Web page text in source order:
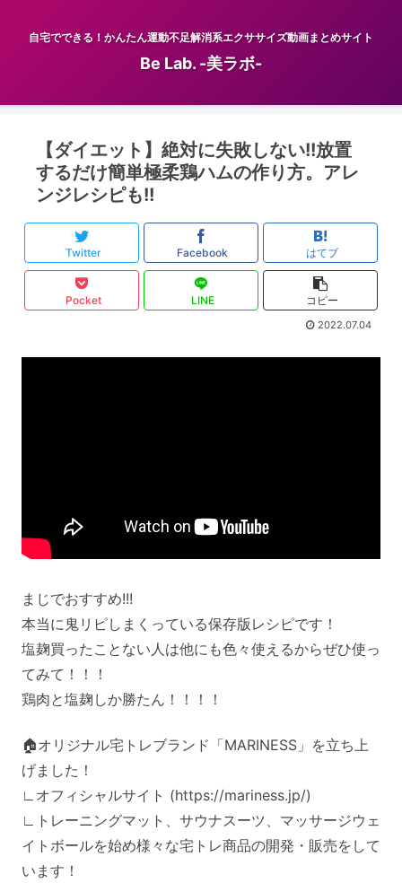
自宅でできる！かんたん運動不足解消系エクササイズ動画まとめサイト
Be Lab. -美ラボ-
【ダイエット】絶対に失敗しない!!放置
するだけ簡単極柔鶏ハムの作り方。アレ
ンジレシピも!!
Twitter Facebook はてブ
Pocket LINE コピー
2022.07.04
まじでおすすめ!!!
本当に鬼リピしまくっている保存版レシピです！
塩麹買ったことない人は他にも色々使えるからぜひ使っ
てみて！！！
鶏肉と塩麹しか勝たん！！！！
🏠オリジナル宅トレブランド「MARINESS」を立ち上
げました！
∟オフィシャルサイト (https://mariness.jp/)
∟トレーニングマット、サウナスーツ、マッサージウェ
イトボールを始め様々な宅トレ商品の開発・販売をして
います！